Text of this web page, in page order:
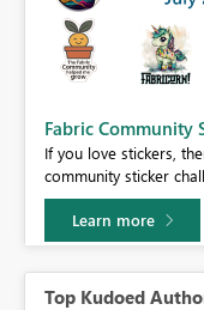
Fabric Community
If you love stickers,
community sticker
Learn more
Top Kudoed